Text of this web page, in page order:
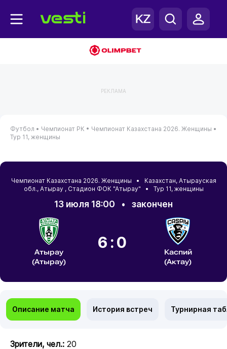
РЕКЛАМА
Футбол • Чемпионат РК • Чемпионат Казахстана 2026. Женщины •
Тур 11, женщины
Чемпионат Казахстана 2026. Женщины • Казахстан, Атырауская
обл., Атырау, Стадион ФОК "Атырау" • Тур 11, женщины
13 июля 18:00 • закончен
Атырау
(Атырау)
6:0
Каспий
(Актау)
Описание матча История встреч Турнирная
Зрители, чел.: 20